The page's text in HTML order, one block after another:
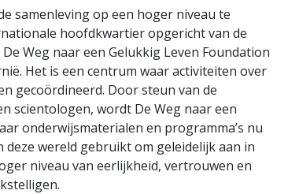
samenleving op een hoger niveau te
hoofdkwartier opgericht van de
Weg naar een Gelukkig Leven Foundation
Het is een centrum waar activiteiten over
gecoördineerd. Door steun van de
scientologen, wordt De Weg naar een
onderwijsmaterialen en programma’s nu
deze wereld gebruikt om geleidelijk aan in
niveau van eerlijkheid, vertrouwen en